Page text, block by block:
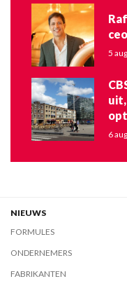
5
6
NIEUWS
FORMULES
ONDERNEMERS
FABRIKANTEN